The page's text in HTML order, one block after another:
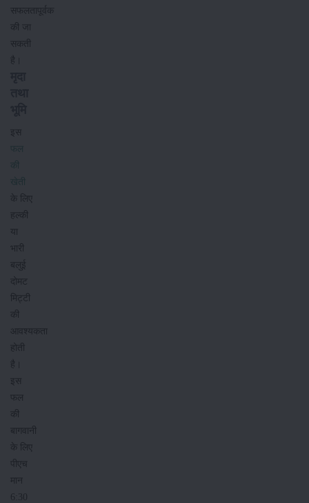
सफलतापूर्वक
की जा
सकती
है।
इस
फल
की
खेती
के लिए
हल्की
या
भारी
बलुई
दोमट
मिट्टी
की
आवश्यकता
होती
है।
इस
फल
की
बागवानी
के लिए
पीएच
मान
6:30